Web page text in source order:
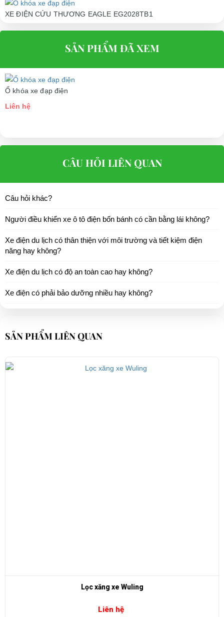
XE ĐIỆN CỨU THƯƠNG EAGLE EG2028TB1
Liên hệ
SẢN PHẨM ĐÃ XEM
Ổ khóa xe đạp điện
Liên hệ
CÂU HỎI LIÊN QUAN
Câu hỏi khác?
Người điều khiển xe ô tô điện bốn bánh có cần bằng lái không?
Xe điện du lịch có thân thiện với môi trường và tiết kiệm điện
năng hay không?
Xe điện du lịch có độ an toàn cao hay không?
Xe điện có phải bảo dưỡng nhiều hay không?
SẢN PHẨM LIÊN QUAN
Lọc xăng xe Wuling
Liên hệ